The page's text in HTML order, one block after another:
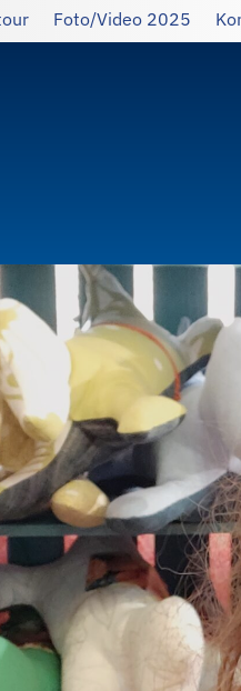
Foto/Video 2025